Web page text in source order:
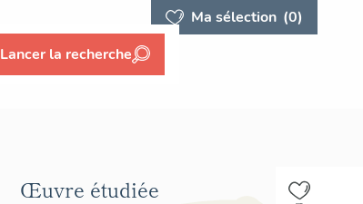
Ma sélection (0)
Lancer la recherche
Œuvre étudiée